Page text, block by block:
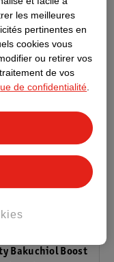
1
Bakuchiol Boost
19
les meilleures
pertinentes en
cookies vous
ou retirer vos
de vos
de confidentialité